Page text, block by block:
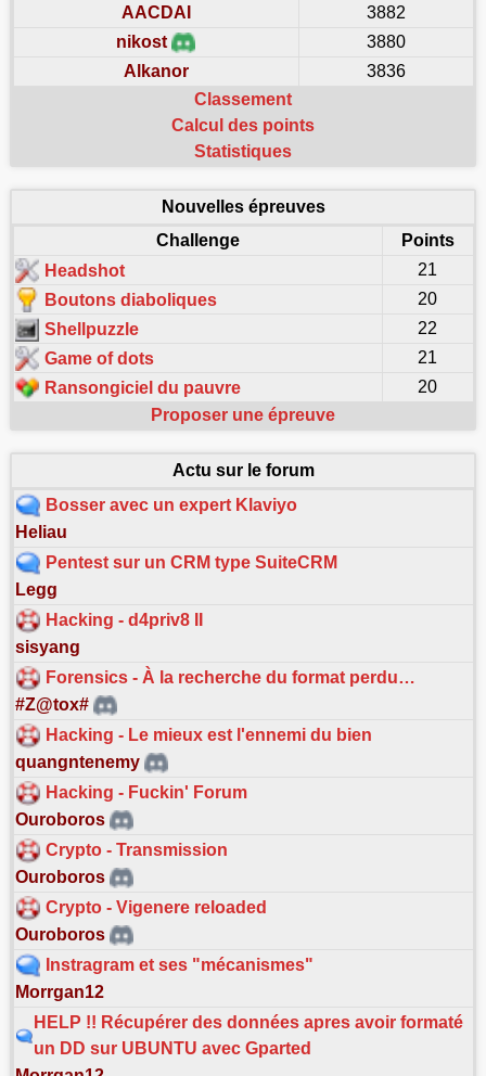
AACDAI
3882
nikost
3880
Alkanor
3836
Classement
Calcul des points
Statistiques
Nouvelles épreuves
Challenge
Points
Headshot
21
Boutons diaboliques
20
Shellpuzzle
22
Game of dots
21
Ransongiciel du pauvre
20
Proposer une épreuve
Actu sur le forum
Bosser avec un expert Klaviyo
Heliau
Pentest sur un CRM type SuiteCRM
Legg
Hacking - d4priv8 II
sisyang
Forensics - À la recherche du format perdu…
#Z@tox#
Hacking - Le mieux est l'ennemi du bien
quangntenemy
Hacking - Fuckin' Forum
Ouroboros
Crypto - Transmission
Ouroboros
Crypto - Vigenere reloaded
Ouroboros
Instragram et ses "mécanismes"
Morrgan12
HELP !! Récupérer des données apres avoir formaté
un DD sur UBUNTU avec Gparted